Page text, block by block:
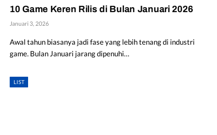
10 Game Keren Rilis di Bulan Januari 2026
Januari 3, 2026
Awal tahun biasanya jadi fase yang lebih tenang di industri
game. Bulan Januari jarang dipenuhi…
LIST